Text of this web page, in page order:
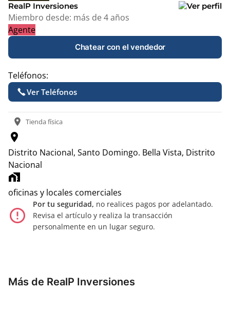
RealP Inversiones
Miembro desde: más de 4 años
Agente
Chatear con el vendedor
Teléfonos:
Ver Teléfonos
location_on Tienda física
location_on
Distrito Nacional, Santo Domingo. Bella Vista, Distrito
Nacional
home_work
oficinas y locales comerciales
error_outline
Por tu seguridad, no realices pagos por adelantado.
Revisa el artículo y realiza la transacción
personalmente en un lugar seguro.
Más de RealP Inversiones